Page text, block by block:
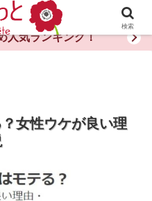
秘訣がわかる情報サイト
人気ランキング！
女性ウケが良い理
検索